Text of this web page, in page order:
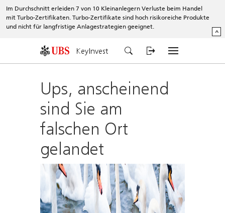
Im Durchschnitt erleiden 7 von 10 Kleinanlegern Verluste beim Handel
mit Turbo-Zertifikaten. Turbo-Zertifikate sind hoch risikoreiche Produkte
und nicht für langfristige Anlagestrategien geeignet.
^
KeyInvest
Ups, anscheinend
sind Sie am
falschen Ort
gelandet